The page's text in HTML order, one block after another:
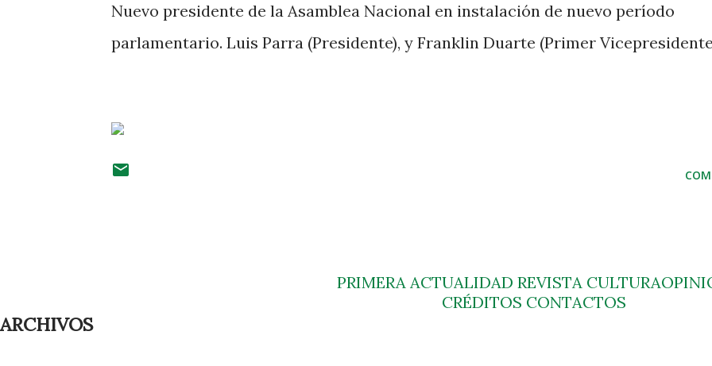
Nuevo presidente de la Asamblea Nacional en instalación de nuevo período
parlamentario. Luis Parra (Presidente), y Franklin Duarte (Primer
PRIMERA ACTUALIDAD REVISTA CULTURA
CRÉDITOS CONTACTOS
ARCHIVOS